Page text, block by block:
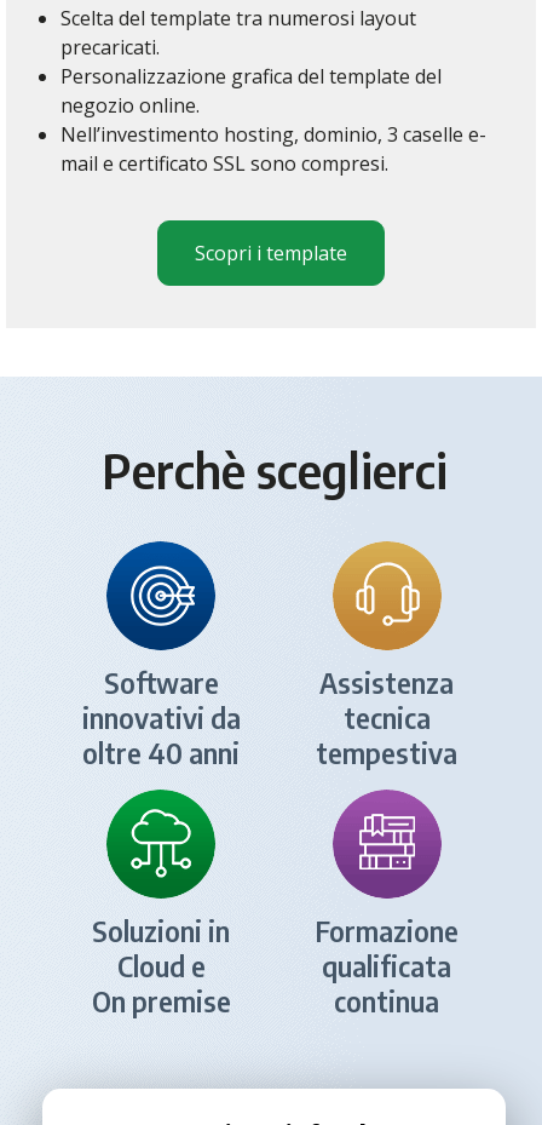
Scelta del template tra numerosi layout
precaricati.
Personalizzazione grafica del template del
negozio online.
Nell’investimento hosting, dominio, 3 caselle e-
mail e certificato SSL sono compresi.
Scopri i template
Perchè sceglierci
Software
innovativi da
oltre 40 anni
Assistenza
tecnica
tempestiva
Soluzioni in
Cloud e
On premise
Formazione
qualificata
continua